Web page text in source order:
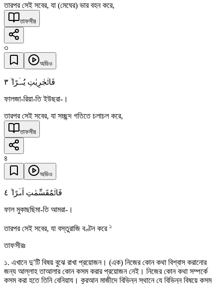
তারপর সেই সবের, যা (মেঘের) ভার বহন করে,
তাফসীর
৩
অডিও
فَالۡجٰرِیٰتِ یُسۡرًا ۙ ٣
ফালজা-রিয়া-তি ইউছরা-।
তারপর সেই সবের, যা সচ্ছন্দ গতিতে চলাচল করে,
তাফসীর
৪
অডিও
فَالۡمُقَسِّمٰتِ اَمۡرًا ۙ ٤
ফাল মুকাছছিমা-তি আমরা-।
তারপর সেই সবের, যা বস্তুরাজি বণ্টন করে ১
তাফসীরঃ
১. এখানে দু’টি বিষয় বুঝে রাখা প্রয়োজন। (এক) নিজের কোন কথা বিশ্বাস করানোর
জন্য আল্লাহ তাআলার কোন কসম করার প্রয়োজন নেই। নিজের কোন কথা সম্পর্কে
কসম করা হতে তিনি বেনিয়ায। কুরআন মাজীদে বিভিন্ন স্থানে যে বিভিন্ন বিষয়ে কসম